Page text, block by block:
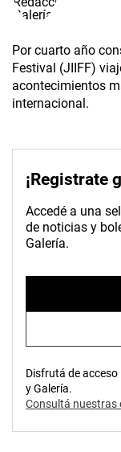
Por cuarto año
Festival (JIIFF)
acontecimientos
internacional.
¡Registrate
Accedé a una
de noticias y
Galería.
Disfrutá de
y Galería.
Consultá nuestras